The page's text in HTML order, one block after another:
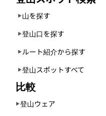
山を探す
登山口を探す
ルート紹介から探す
登山スポットすべて
比較
登山ウェア